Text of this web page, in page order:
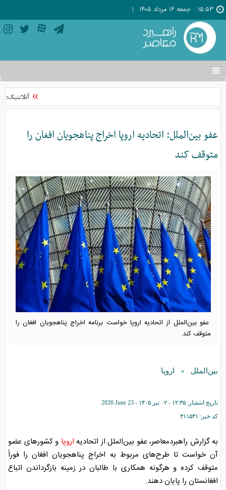
۱۵:۵۳ جمعه ۱۶ مرداد ۱۴۰۵
تغییر
وضعیت
منوی
ها
آتلانتیک:
عفو بین‌الملل: اتحادیه اروپا اخراج پناهجویان افغان را
متوقف کند
عفو بین‌الملل از اتحادیه اروپا خواست برنامه اخراج پناهجویان افغان را
متوقف کند.
بین‌الملل » اروپا
تاریخ انتشار: ۱۲:۳۵ - ۰۲ تير ۱۴۰۵ -
2026 June 23
کد خبر: ۳۱۱۵۳۱
به گزارش راهبردمعاصر، عفو بین‌الملل از اتحادیه اروپا و کشورهای عضو
آن خواست تا طرح‌های مربوط به اخراج پناهجویان افغان را فوراً
متوقف کرده و هرگونه همکاری با طالبان در زمینه بازگرداندن اتباع
افغانستان را پایان دهند.